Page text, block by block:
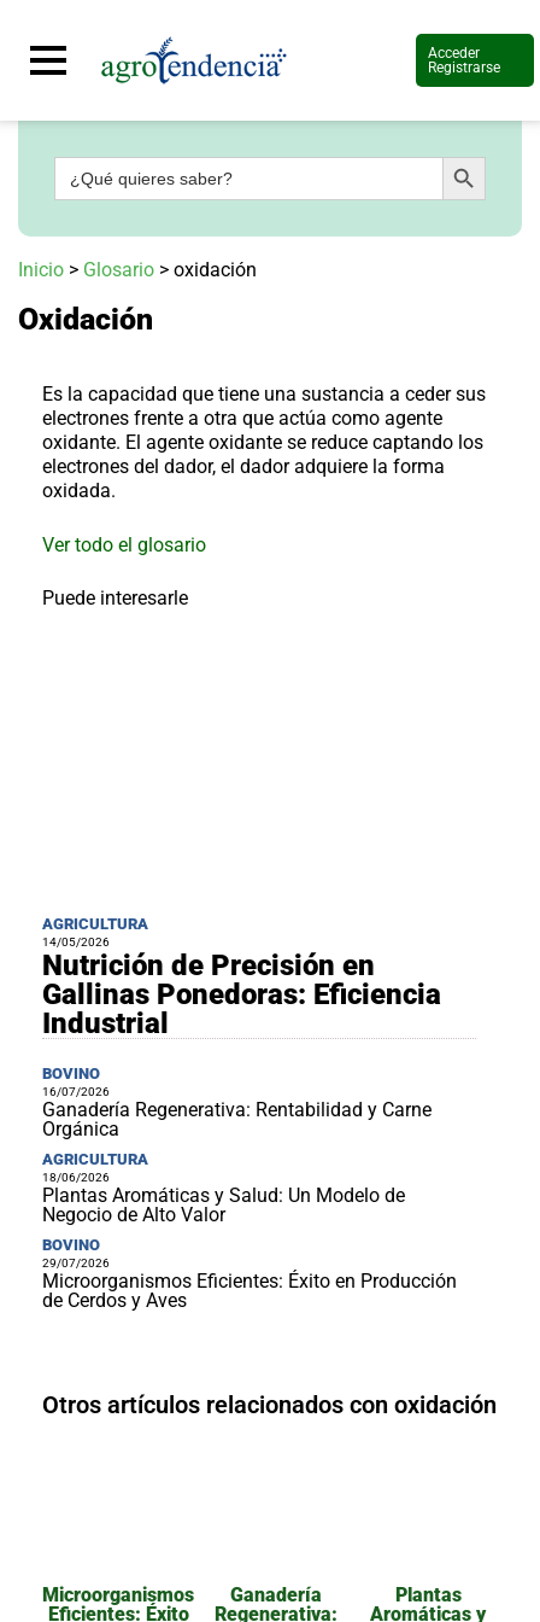
Acceder
Registrarse
Señal
en
más
Agrotendencia
Planes
Glosario
Agroshow
Regístrate
al
Contáctenos
Acuicultura
Forrajes
Ovinos
caprinos
Porcino
Post-
Cosecha
Buscar: Botón de búsqueda
Inicio > Glosario > oxidación
Oxidación
Es la capacidad que tiene una sustancia a ceder sus
electrones frente a otra que actúa como agente
oxidante. El agente oxidante se reduce captando los
electrones del dador, el dador adquiere la forma
oxidada.
Ver todo el glosario
Puede interesarle
AGRICULTURA
14/05/2026
Nutrición de Precisión en
Gallinas Ponedoras: Eficiencia
Industrial
BOVINO
16/07/2026
Ganadería Regenerativa: Rentabilidad y Carne
Orgánica
AGRICULTURA
18/06/2026
Plantas Aromáticas y Salud: Un Modelo de
Negocio de Alto Valor
BOVINO
29/07/2026
Microorganismos Eficientes: Éxito en Producción
de Cerdos y Aves
Otros artículos relacionados con oxidación
Microorganismos
Eficientes: Éxito
Ganadería
Regenerativa:
Plantas
Aromáticas y